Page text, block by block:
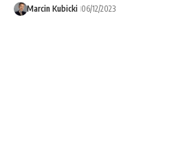
Marcin Kubicki 06/12/2023